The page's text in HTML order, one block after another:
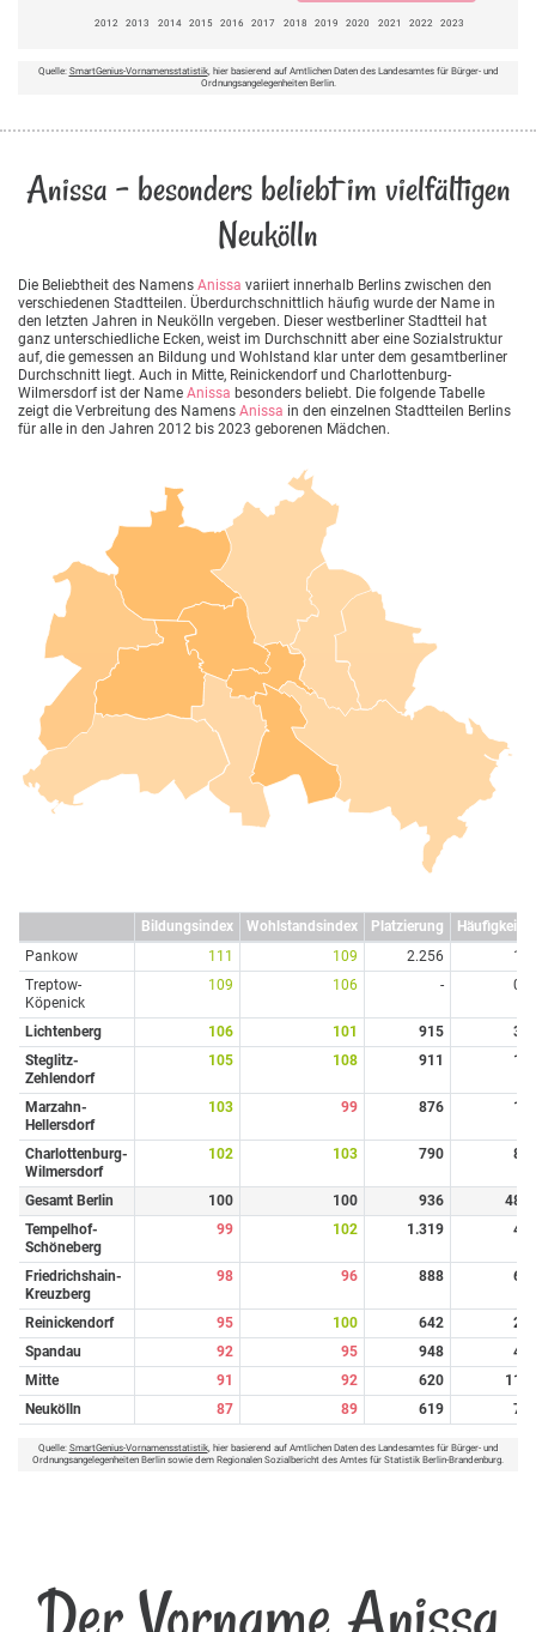
2012 2013 2014 2015 2016 2017 2018 2019 2020 2021 2022 2023
Quelle: SmartGenius-Vornamensstatistik, hier basierend auf Amtlichen Daten des Landesamtes für Bürger- und
Ordnungsangelegenheiten Berlin.
Anissa - besonders beliebt im vielfältigen
Neukölln
Die Beliebtheit des Namens Anissa variiert innerhalb Berlins zwischen den
verschiedenen Stadtteilen. Überdurchschnittlich häufig wurde der Name in
den letzten Jahren in Neukölln vergeben. Dieser westberliner Stadtteil hat
ganz unterschiedliche Ecken, weist im Durchschnitt aber eine Sozialstruktur
auf, die gemessen an Bildung und Wohlstand klar unter dem gesamtberliner
Durchschnitt liegt. Auch in Mitte, Reinickendorf und Charlottenburg-
Wilmersdorf ist der Name Anissa besonders beliebt. Die folgende Tabelle
zeigt die Verbreitung des Namens Anissa in den einzelnen Stadtteilen Berlins
für alle in den Jahren 2012 bis 2023 geborenen Mädchen.
Bildungsindex Wohlstandsindex Platzierung Häufigkeit
Pankow
111 109 2.256
1
Treptow-
Köpenick
109 106 - 0
Lichtenberg 106 101 915
3
Steglitz-
Zehlendorf
105 108 911 1
Marzahn-
Hellersdorf
103 99 876 1
Charlottenburg-
Wilmersdorf
102 103 790 8
Gesamt Berlin 100 100 936
48
Tempelhof-
Schöneberg
99 102 1.319 4
Friedrichshain-
Kreuzberg
98 96 888 6
Reinickendorf 95 100 642
2
Spandau
92 95 948
4
Mitte
91 92 620
11
Neukölln
87 89 619 7
Quelle: SmartGenius-Vornamensstatistik, hier basierend auf Amtlichen Daten des Landesamtes für Bürger- und
Ordnungsangelegenheiten Berlin sowie dem Regionalen Sozialbericht des Amtes für Statistik Berlin-Brandenburg.